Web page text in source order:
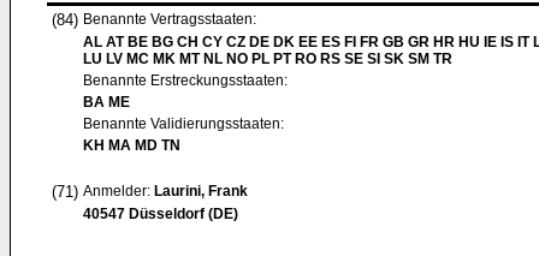
(84) Benannte Vertragsstaaten:
AL AT BE BG CH CY CZ DE DK EE ES FI FR GB GR HR HU IE IS IT
LU LV MC MK MT NL NO PL PT RO RS SE SI SK SM TR
Benannte Erstreckungsstaaten:
BA ME
Benannte Validierungsstaaten:
KH MA MD TN
(71) Anmelder: Laurini, Frank
40547 Düsseldorf (DE)